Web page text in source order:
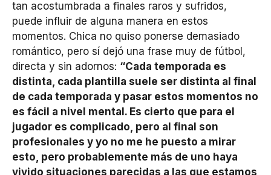
tan acostumbrada a finales raros y sufridos,
puede influir de alguna manera en estos
momentos. Chica no quiso ponerse demasiado
romántico, pero sí dejó una frase muy de fútbol,
directa y sin adornos: “Cada temporada es
distinta, cada plantilla suele ser distinta al final
de cada temporada y pasar estos momentos no
es fácil a nivel mental. Es cierto que para el
jugador es complicado, pero al final son
profesionales y yo no me he puesto a mirar
esto, pero probablemente más de uno haya
vivido situaciones parecidas a las que estamos